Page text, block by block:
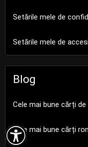

Setările mele de
Setările mele de
Blog
Cele mai bune cărți
Cele mai bune cărți